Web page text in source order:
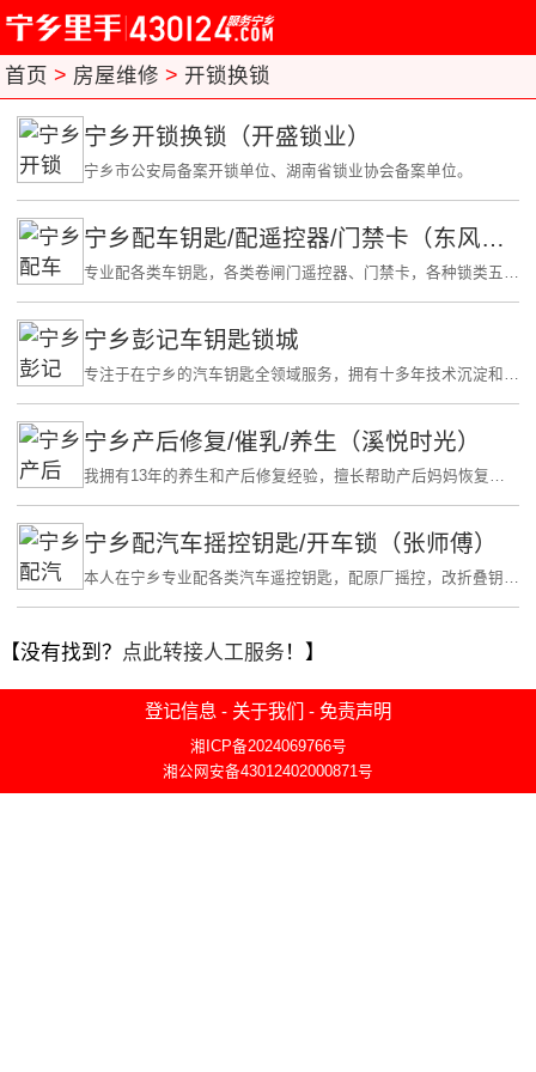
首页 > 房屋维修 > 开锁换锁
宁乡开锁换锁（开盛锁业）
宁乡市公安局备案开锁单位、湖南省锁业协会备案单位。
宁乡配车钥匙/配遥控器/门禁卡（东风锁业）
宁乡彭记车钥匙锁城
宁乡产后修复/催乳/养生（溪悦时光）
宁乡配汽车摇控钥匙/开车锁（张师傅）
【没有找到？ 点此转接人工服务 ！】
登记信息 - 关于我们 - 免责声明
湘ICP备2024069766号
湘公网安备43012402000871号